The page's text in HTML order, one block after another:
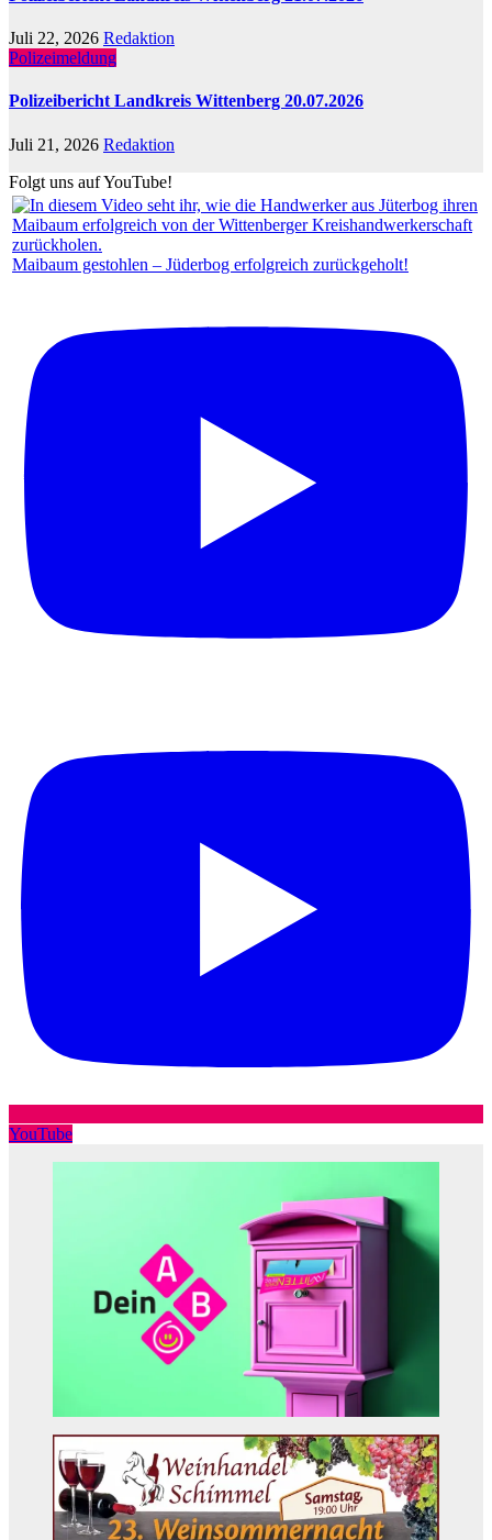
Juli 22, 2026 Redaktion
Polizeimeldung
Polizeibericht Landkreis Wittenberg 20.07.2026
Juli 21, 2026 Redaktion
Folgt uns auf YouTube!
Maibaum gestohlen – Jüderbog erfolgreich zurückgeholt!
YouTube